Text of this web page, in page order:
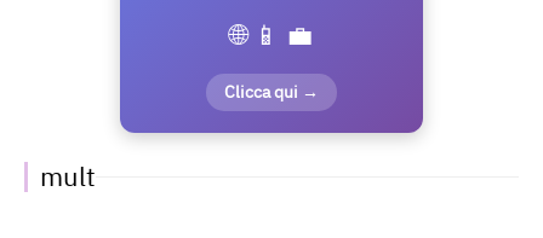
🌐 📱 💼
Clicca qui →
mult